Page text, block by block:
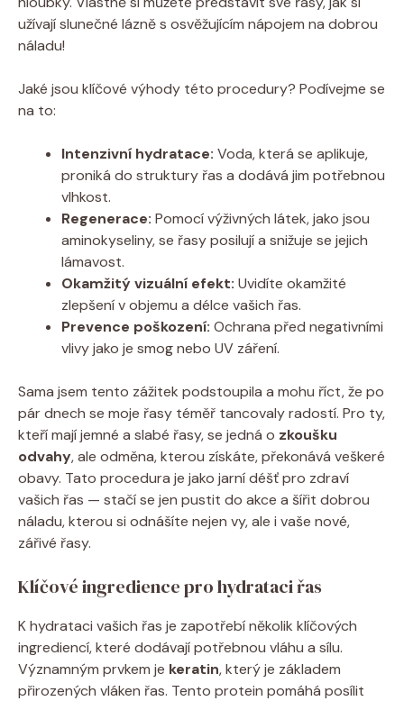
užívají slunečné lázně s osvěžujícím nápojem na dobrou
náladu!
Jaké jsou klíčové výhody této procedury? Podívejme se
na to:
Intenzivní hydratace: Voda, která se aplikuje,
proniká do struktury řas a dodává jim potřebnou
vlhkost.
Regenerace: Pomocí výživných látek, jako jsou
aminokyseliny, se řasy posilují a snižuje se jejich
lámavost.
Okamžitý vizuální efekt: Uvidíte okamžité
zlepšení v objemu a délce vašich řas.
Prevence poškození: Ochrana před negativními
vlivy jako je smog nebo UV záření.
Sama jsem tento zážitek podstoupila a mohu říct, že po
pár dnech se moje řasy téměř tancovaly radostí. Pro ty,
kteří mají jemné a slabé řasy, se jedná o zkoušku
odvahy, ale odměna, kterou získáte, překonává veškeré
obavy. Tato procedura je jako jarní déšť pro zdraví
vašich řas — stačí se jen pustit do akce a šířit dobrou
náladu, kterou si odnášíte nejen vy, ale i vaše nové,
zářivé řasy.
Klíčové ingredience pro hydrataci řas
K hydrataci vašich řas je zapotřebí několik klíčových
ingrediencí, které dodávají potřebnou vláhu a sílu.
Významným prvkem je keratin, který je základem
přirozených vláken řas. Tento protein pomáhá posílit